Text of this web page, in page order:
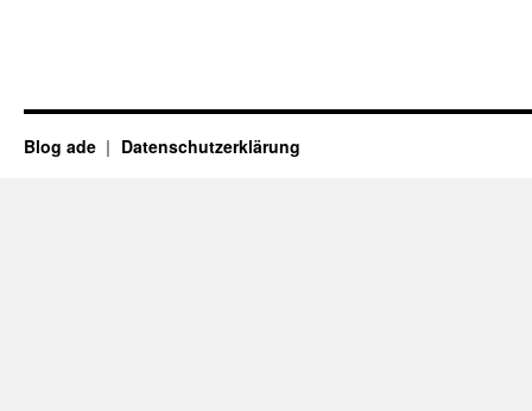
Blog ade Datenschutzerklärung